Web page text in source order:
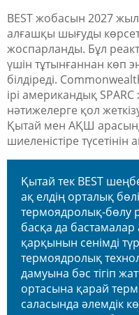
BESTжобасын 2027
алғашқы шығуды
жоспарланды. Бұл
үшін тұтынғаннан көп
білдіреді.
ірі американдық
нәтижелерге қол
Қытай мен АҚШ
шиеленістіре түсетінін
Қытай тек BEST
ақ елдің орталық
термоядролық-бөлу
басқа да
қарқынын сенімді
термоядролық
дамуына бәс тігіп
ортасына қарай
саласында әлемдік